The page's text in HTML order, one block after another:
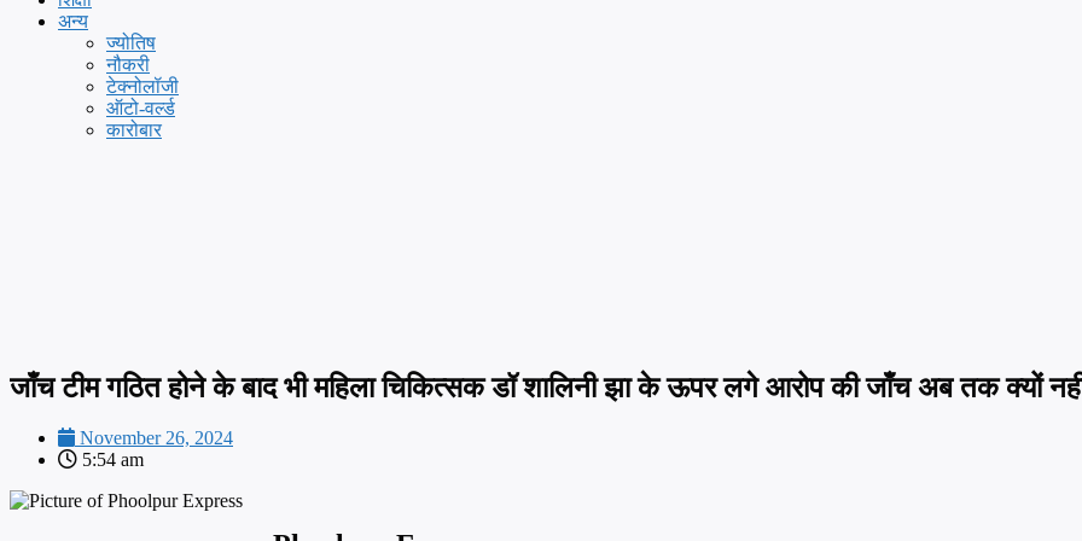
अन्य
ज्योतिष
नौकरी
टेक्नोलॉजी
ऑटो-वर्ल्ड
कारोबार
जाँच टीम गठित होने के बाद भी महिला चिकित्सक डॉ शालिनी झा के ऊपर लगे आरोप की जाँच अब तक क्यों
November 26, 2024
5:54 am